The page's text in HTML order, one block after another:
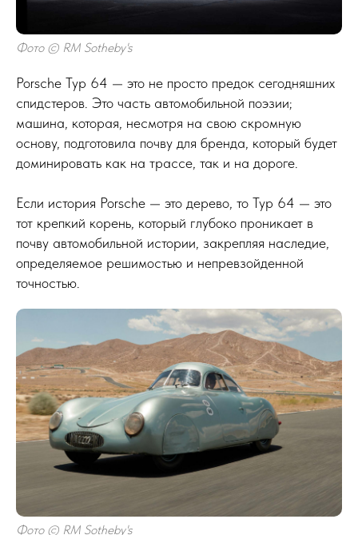
Фото © RM Sotheby's
Porsche Typ 64 — это не просто предок сегодняшних
спидстеров. Это часть автомобильной поэзии;
машина, которая, несмотря на свою скромную
основу, подготовила почву для бренда, который будет
доминировать как на трассе, так и на дороге.
Если история Porsche — это дерево, то Typ 64 — это
тот крепкий корень, который глубоко проникает в
почву автомобильной истории, закрепляя наследие,
определяемое решимостью и непревзойденной
точностью.
Фото © RM Sotheby's